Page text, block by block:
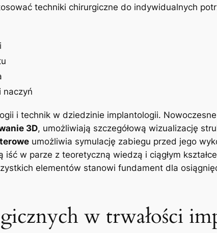
techniki chirurgiczne do indywidualnych
naczyń
i technik w dziedzinie implantologii.
3D, umożliwiają szczegółową wizualizację
umożliwia symulację zabiegu przed jego
w parze z teoretyczną wiedzą i ciągłym
elementów stanowi fundament dla
w trwałości